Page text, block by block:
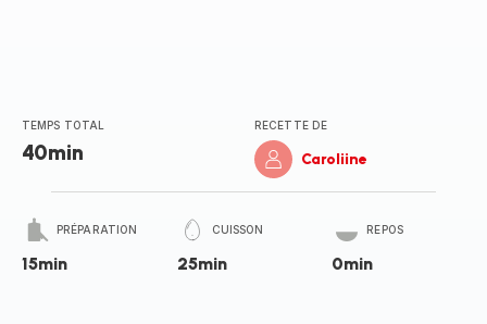
TEMPS TOTAL
40min
RECETTE DE
Caroliine
PRÉPARATION
15min
CUISSON
25min
REPOS
0min